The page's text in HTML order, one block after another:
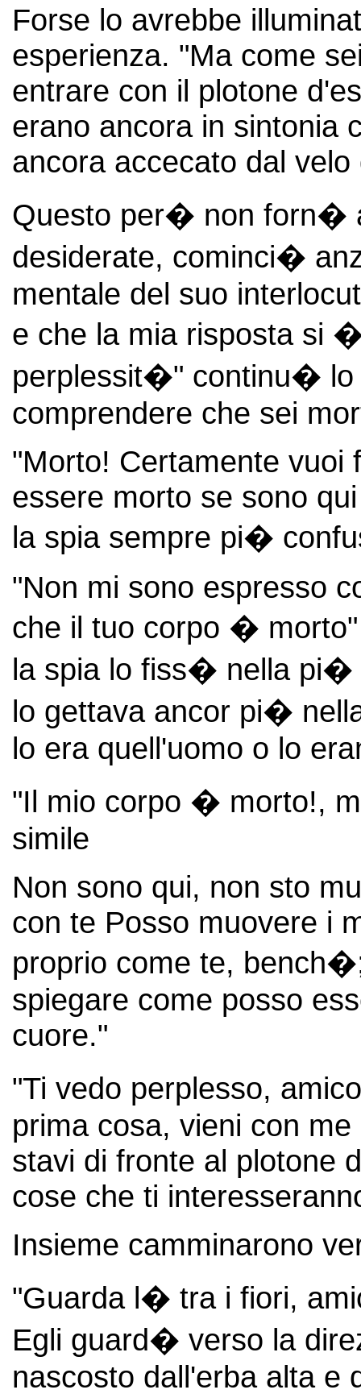
Forse lo avrebbe
esperienza. "Ma come
entrare con il plotone
erano ancora in sintonia
ancora accecato dal
Questo per� non forn�
desiderate, cominci�
mentale del suo
e che la mia risposta si
perplessit�" continu� lo
comprendere che sei
"Morto! Certamente vuoi
essere morto se sono
la spia sempre pi�
"Non mi sono espresso
che il tuo corpo �
la spia lo fiss� nella pi�
lo gettava ancor pi�
lo era quell'uomo o lo
"Il mio corpo � morto!,
simile
Non sono qui, non sto
con te Posso muovere i
proprio come te,
spiegare come posso
cuore."
"Ti vedo perplesso,
prima cosa, vieni con
stavi di fronte al plotone
cose che ti
Insieme camminarono
"Guarda l� tra i fiori,
Egli guard� verso la
nascosto dall'erba alta e